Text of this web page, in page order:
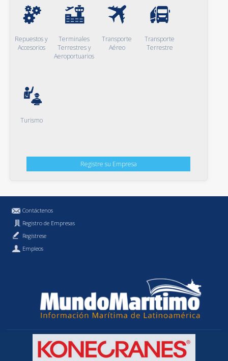
Repuestos y
Accesorios
Terminales
Terrestres y
Aeroportuarios
Transporte
Aéreo
Transporte
Terrestre
Turismo
Registre su Empresa
Contáctenos
Registro de Empresas
Regístrese
Empleos
Política de Privacidad
MundoMaritimo.cl es una marca registrada de MundoMaritimo Ltda.